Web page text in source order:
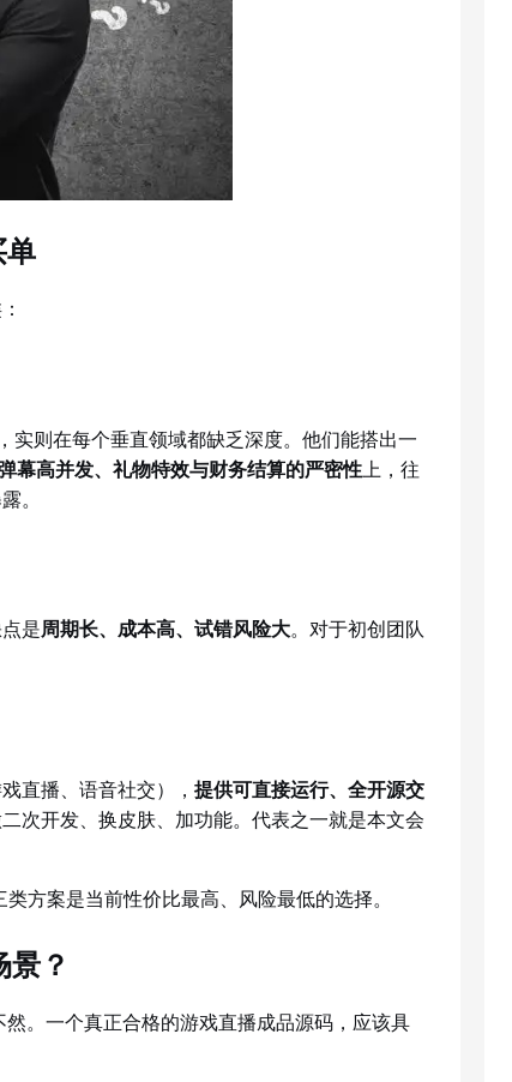
单
则在每个垂直领域都缺乏深度。他们能搭出一
幕高并发、礼物特效与财务结算的严密性 上，往
。
是周期长、成本高、试错风险大。对于初创团队
直播、语音社交）， 提供可直接运行、全开源交
次开发、换皮肤、加功能。代表之一就是本文会
方案是当前性价比最高、风险最低的选择。
？
然。一个真正合格的游戏直播成品源码，应该具